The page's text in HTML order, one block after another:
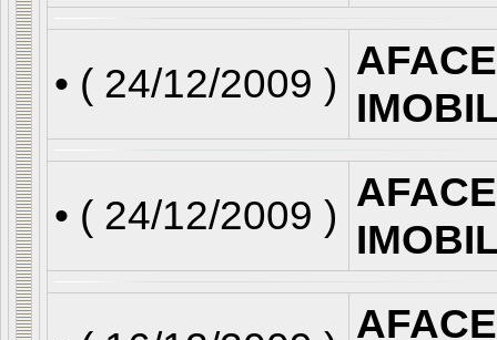
• ( 24/12/2009 )
• ( 24/12/2009 )